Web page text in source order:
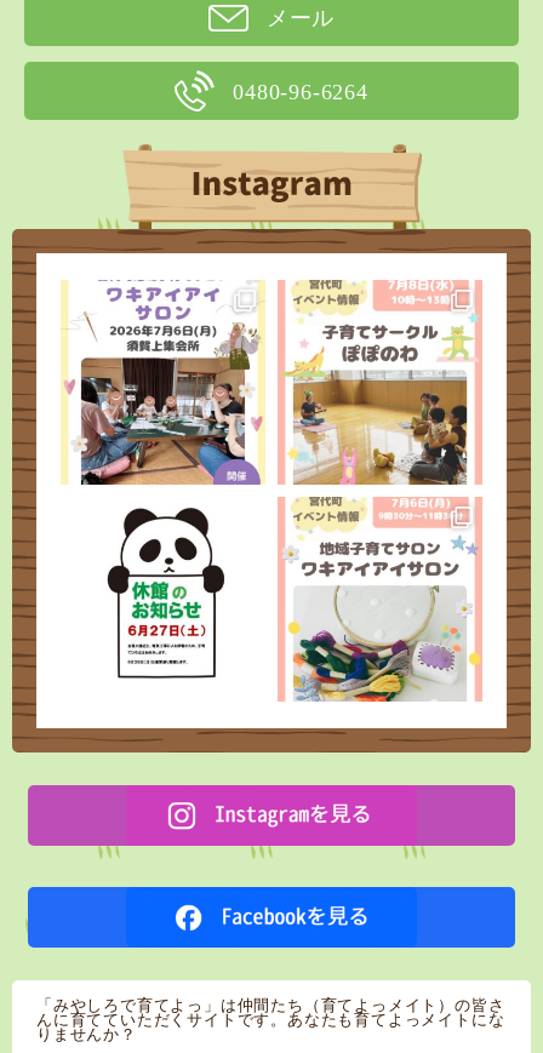
メール
0480-96-6264
「みやしろで育てよっ」は仲間たち（育てよっメイト）の皆さ
んに育てていただくサイトです。あなたも育てよっメイトにな
りませんか？